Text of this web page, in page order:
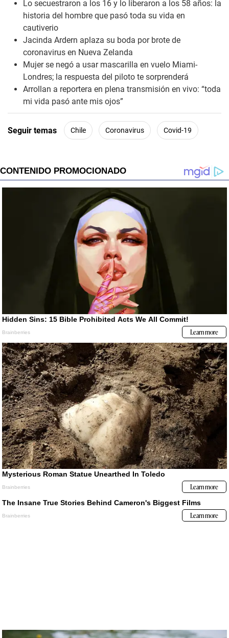
Lo secuestraron a los 16 y lo liberaron a los 58 años: la
historia del hombre que pasó toda su vida en
cautiverio
Jacinda Ardern aplaza su boda por brote de
coronavirus en Nueva Zelanda
Mujer se negó a usar mascarilla en vuelo Miami-
Londres; la respuesta del piloto te sorprenderá
Arrollan a reportera en plena transmisión en vivo: “toda
mi vida pasó ante mis ojos”
Seguir temas Chile Coronavirus Covid-19